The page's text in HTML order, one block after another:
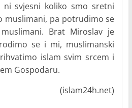
ni svjesni koliko smo sretni
muslimani, pa potrudimo se
Brat Miroslav je
se i mi, muslimanski
islam svim srcem i
Gospodaru.
(islam24h.net)